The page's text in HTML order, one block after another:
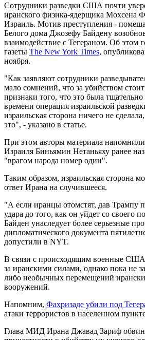
Сотрудники разведки США почти
иранского физика-ядерщика Мохсена
Израиль. Мотив преступления -
Белого дома Джозефу Байдену
взаимодействие с Тегераном. Об этом
газеты The New York Times,
ноября.
"Как заявляют сотрудники
мало сомнений, что за убийством
признаки того, что это была
времени операция израильской
израильская сторона ничего не
это", - указано в статье.
При этом авторы материала
Израиля Биньямин Нетаньяху ранее
"врагом народа номер один".
Таким образом, израильская сторона
ответ Ирана на случившееся.
"А если иранцы отомстят, дав Трампу
удара до того, как он уйдет со своего
Байден унаследует более серьезные
дипломатического документа
допустили в NYT.
В связи с происходящим военные США
за иранскими силами, однако пока не
либо необычных перемещений
вооружений.
Напомним, Фахризаде убили под
атаки террористов в населенном
Глава МИД Ирана Джавад Зариф